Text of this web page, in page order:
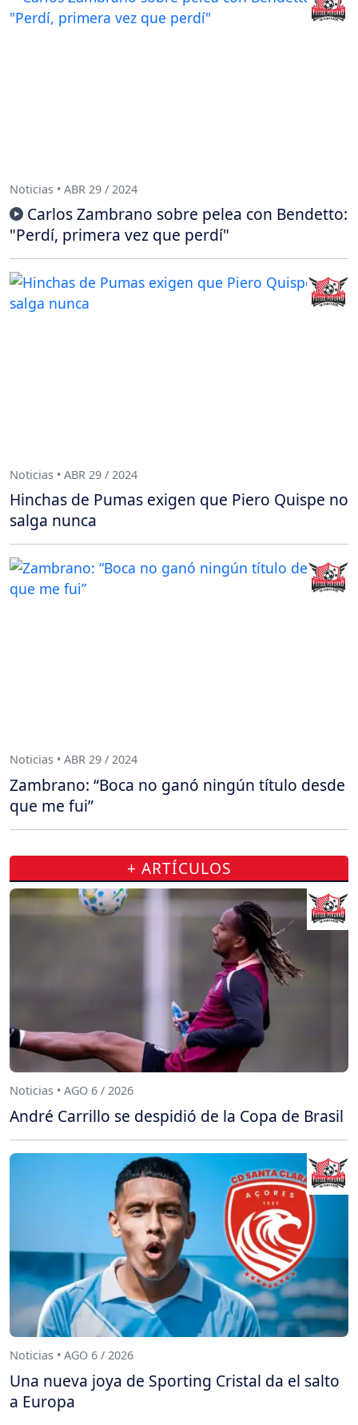
Noticias • ABR 29 / 2024
Carlos Zambrano sobre pelea con Bendetto:
"Perdí, primera vez que perdí"
Noticias • ABR 29 / 2024
Hinchas de Pumas exigen que Piero Quispe no
salga nunca
Noticias • ABR 29 / 2024
Zambrano: “Boca no ganó ningún título desde
que me fui”
+ ARTÍCULOS
Noticias • AGO 6 / 2026
André Carrillo se despidió de la Copa de Brasil
Noticias • AGO 6 / 2026
Una nueva joya de Sporting Cristal da el salto
a Europa